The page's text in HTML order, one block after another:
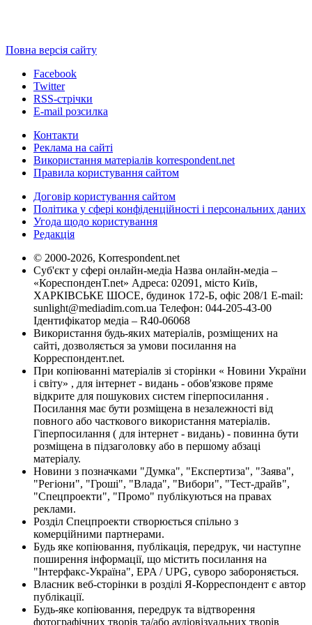
Повна версія сайту
Facebook
Twitter
RSS-стрічки
E-mail розсилка
Контакти
Реклама на сайті
Використання матеріалів korrespondent.net
Правила користування сайтом
Договір користування сайтом
Політика у сфері конфіденційності і персональних даних
Угода щодо користування
Редакція
© 2000-2026, Korrespondent.net
Суб'єкт у сфері онлайн-медіа Назва онлайн-медіа –
«КореспонденТ.net» Адреса: 02091, місто Київ,
ХАРКІВСЬКЕ ШОСЕ, будинок 172-Б, офіс 208/1 E-mail:
sunlight@mediadim.com.ua Телефон: 044-205-43-00
Ідентифікатор медіа – R40-06068
Використання будь-яких матеріалів, розміщених на
сайті, дозволяється за умови посилання на
Корреспондент.net.
При копіюванні матеріалів зі сторінки « Новини України
і світу» , для інтернет - видань - обов'язкове пряме
відкрите для пошукових систем гіперпосилання .
Посилання має бути розміщена в незалежності від
повного або часткового використання матеріалів.
Гіперпосилання ( для інтернет - видань) - повинна бути
розміщена в підзаголовку або в першому абзаці
матеріалу.
Новини з позначками "Думка", "Експертиза", "Заява",
"Регіони", "Гроші", "Влада", "Вибори", "Тест-драйв",
"Спецпроекти", "Промо" публікуються на правах
реклами.
Розділ Спецпроекти створюється спільно з
комерційними партнерами.
Будь яке копіювання, публікація, передрук, чи наступне
поширення інформації, що містить посилання на
"Інтерфакс-Україна", EPA / UPG, суворо забороняється.
Власник веб-сторінки в розділі Я-Корреспондент є автор
публікації.
Будь-яке копіювання, передрук та відтворення
фотографічних творів та/або аудіовізуальних творів